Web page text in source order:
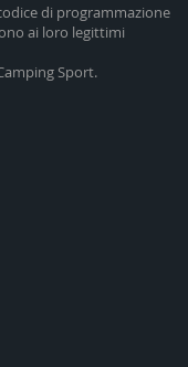
di programmazione
ai loro legittimi
Sport.